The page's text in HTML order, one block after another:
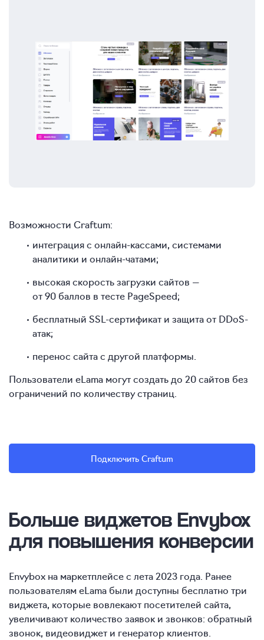
Возможности Craftum:
интеграция с онлайн-кассами, системами
аналитики и онлайн-чатами;
высокая скорость загрузки сайтов —
от 90 баллов в тесте PageSpeed;
бесплатный SSL-сертификат и защита от DDoS-
атак;
перенос сайта с другой платформы.
Пользователи eLama могут создать до 20 сайтов без
ограничений по количеству страниц.
Подключить Craftum
Больше виджетов Envybox
для повышения конверсии
Envybox на маркетплейсе с лета 2023 года. Ранее
пользователям eLama были доступны бесплатно три
виджета, которые вовлекают посетителей сайта,
увеличивают количество заявок и звонков: обратный
звонок, видеовиджет и генератор клиентов.